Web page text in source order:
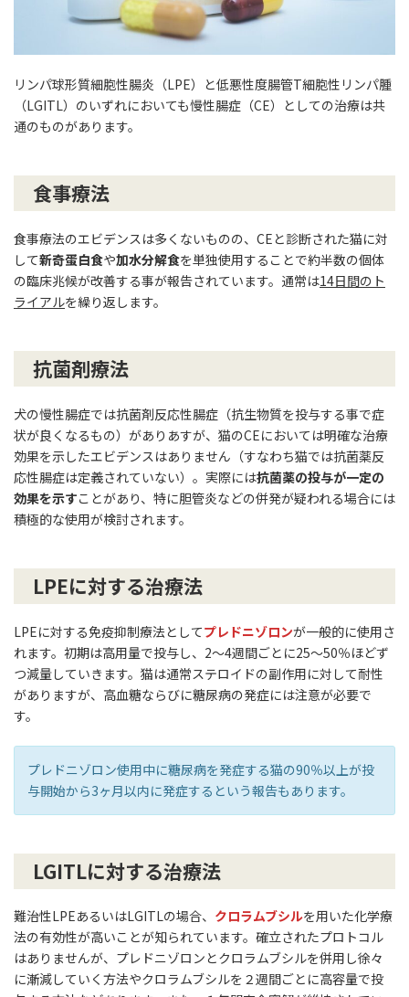
リンパ球形質細胞性腸炎（LPE）と低悪性度腸管T細胞性リンパ腫
（LGITL）のいずれにおいても慢性腸症（CE）としての治療は共
通のものがあります。
食事療法
食事療法のエビデンスは多くないものの、CEと診断された猫に対
して新奇蛋白食や加水分解食を単独使用することで約半数の個体
の臨床兆候が改善する事が報告されています。通常は14日間のト
ライアルを繰り返します。
抗菌剤療法
犬の慢性腸症では抗菌剤反応性腸症（抗生物質を投与する事で症
状が良くなるもの）がありあすが、猫のCEにおいては明確な治療
効果を示したエビデンスはありません（すなわち猫では抗菌薬反
応性腸症は定義されていない）。実際には抗菌薬の投与が一定の
効果を示すことがあり、特に胆管炎などの併発が疑われる場合には
積極的な使用が検討されます。
LPEに対する治療法
LPEに対する免疫抑制療法としてプレドニゾロンが一般的に使用さ
れます。初期は高用量で投与し、2〜4週間ごとに25〜50％ほどず
つ減量していきます。猫は通常ステロイドの副作用に対して耐性
がありますが、高血糖ならびに糖尿病の発症には注意が必要で
す。
プレドニゾロン使用中に糖尿病を発症する猫の90％以上が投
与開始から3ヶ月以内に発症するという報告もあります。
LGITLに対する治療法
難治性LPEあるいはLGITLの場合、 クロラムブシルを用いた化学療
法の有効性が高いことが知られています。確立されたプロトコル
はありませんが、プレドニゾロンとクロラムブシルを併用し徐々
に漸減していく方法やクロラムブシルを２週間ごとに高容量で投